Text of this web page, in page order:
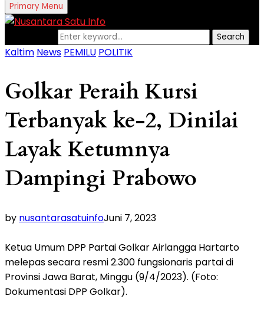
Primary Menu
Search
Kaltim News PEMILU POLITIK
Golkar Peraih Kursi
Terbanyak ke-2, Dinilai
Layak Ketumnya
Dampingi Prabowo
by nusantarasatuinfoJuni 7, 2023
Ketua Umum DPP Partai Golkar Airlangga Hartarto
melepas secara resmi 2.300 fungsionaris partai di
Provinsi Jawa Barat, Minggu (9/4/2023). (Foto:
Dokumentasi DPP Golkar).